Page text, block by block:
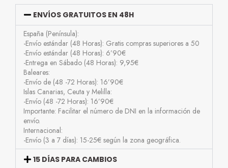
ENVÍOS GRATUITOS EN 48H
España (Península):
-Envío estándar (48 Horas): Gratis compras superiores a 50
-Envío estándar (48 Horas): 6’90€
-Entrega en Sábado (48 Horas): 9,95€
Baleares:
-Envío de (48 -72 Horas): 16’90€
Islas Canarias, Ceuta y Melilla:
-Envío (48 -72 Horas): 16’90€
Importante: Facilitar el número de DNI en la información de
envío.
Internacional:
-Envío (3 a 7 días): 15-25€ según la zona geográfica.
15 DÍAS PARA CAMBIOS